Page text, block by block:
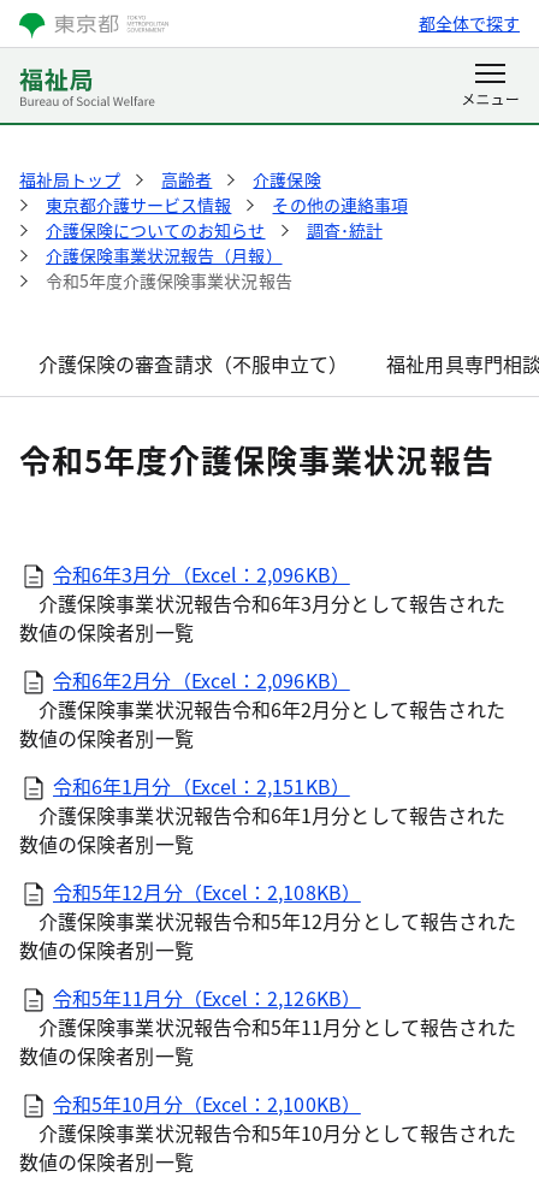
都全体で探す
福祉局トップ 高齢者
介護保険
東京都介護サービス情報
その他の連絡事項
介護保険についてのお知らせ
調査･統計
介護保険事業状況報告（月報）
令和5年度介護保険事業状況報告
介護保険の審査請求（不服申立て） 福祉用具専門相
令和5年度介護保険事業状況報告
令和6年3月分（Excel：2,096KB）
介護保険事業状況報告令和6年3月分として報告された
数値の保険者別一覧
令和6年2月分（Excel：2,096KB）
介護保険事業状況報告令和6年2月分として報告された
数値の保険者別一覧
令和6年1月分（Excel：2,151KB）
介護保険事業状況報告令和6年1月分として報告された
数値の保険者別一覧
令和5年12月分（Excel：2,108KB）
介護保険事業状況報告令和5年12月分として報告された
数値の保険者別一覧
令和5年11月分（Excel：2,126KB）
介護保険事業状況報告令和5年11月分として報告された
数値の保険者別一覧
令和5年10月分（Excel：2,100KB）
介護保険事業状況報告令和5年10月分として報告された
数値の保険者別一覧